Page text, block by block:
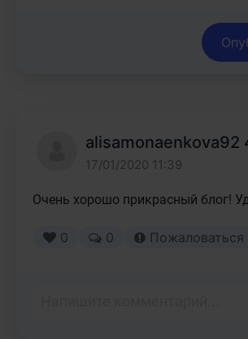
alisamonaenkova92
17/01/2020 11:39
0 0 Пожаловаться